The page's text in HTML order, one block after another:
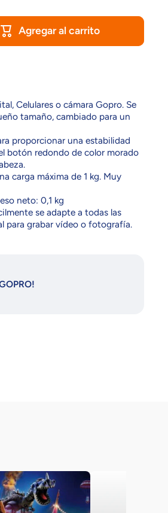
Agregar al carrito
Celulares o cámara Gopro. Se
tamaño, cambiado para un
proporcionar una estabilidad
botón redondo de color morado
carga máxima de 1 kg. Muy
neto: 0,1 kg
se adapte a todas las
para grabar vídeo o fotografía.